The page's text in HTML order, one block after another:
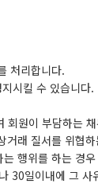
처리합니다.
시킬 수 있습니다.
원이 부담하는
거래 질서를 위협
행위를 하는 경우
30일이내에 그